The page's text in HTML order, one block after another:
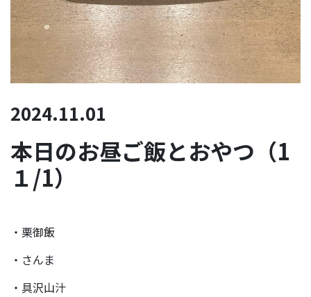
2024.11.01
本日のお昼ご飯とおやつ（1
１/1）
・栗御飯
・さんま
・具沢山汁